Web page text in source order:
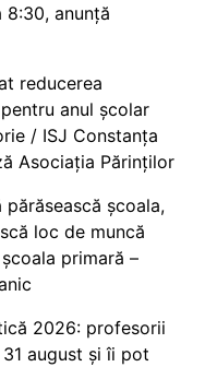
8:30, anunță
reducerea
anul școlar
/ ISJ Constanța
Asociația Părinților
școala,
loc de muncă
primară –
2026: profesorii
august și îi pot